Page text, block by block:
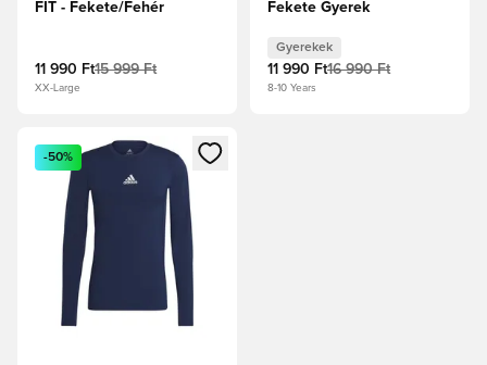
FIT - Fekete/Fehér
11 990 Ft15 999 Ft
XX-Large
Fekete Gyerek
Gyerekek
11 990 Ft16 990 Ft
8-10 Years
Megnyit egy modált a bejelentkezéshez vagy a tagként
-50%